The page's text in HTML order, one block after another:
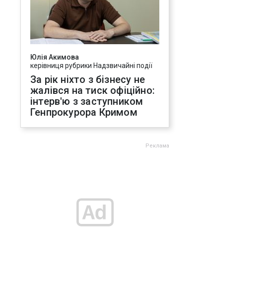
Юлія Акимова
керівниця рубрики Надзвичайні події
За рік ніхто з бізнесу не
жалівся на тиск офіційно:
інтерв'ю з заступником
Генпрокурора Кримом